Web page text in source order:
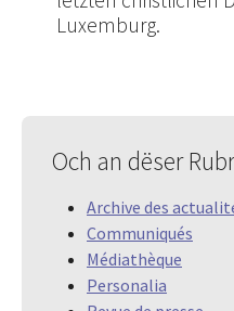
Luxemburg.
Och an dëser
Archive des
Communiqués
Médiathèque
Personalia